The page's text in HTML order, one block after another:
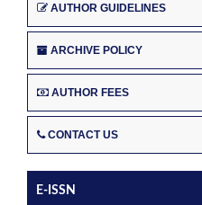
AUTHOR GUIDELINES
ARCHIVE POLICY
AUTHOR FEES
CONTACT US
E-ISSN